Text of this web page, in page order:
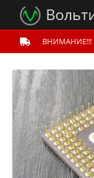
ВНИМАНИЕ!!!